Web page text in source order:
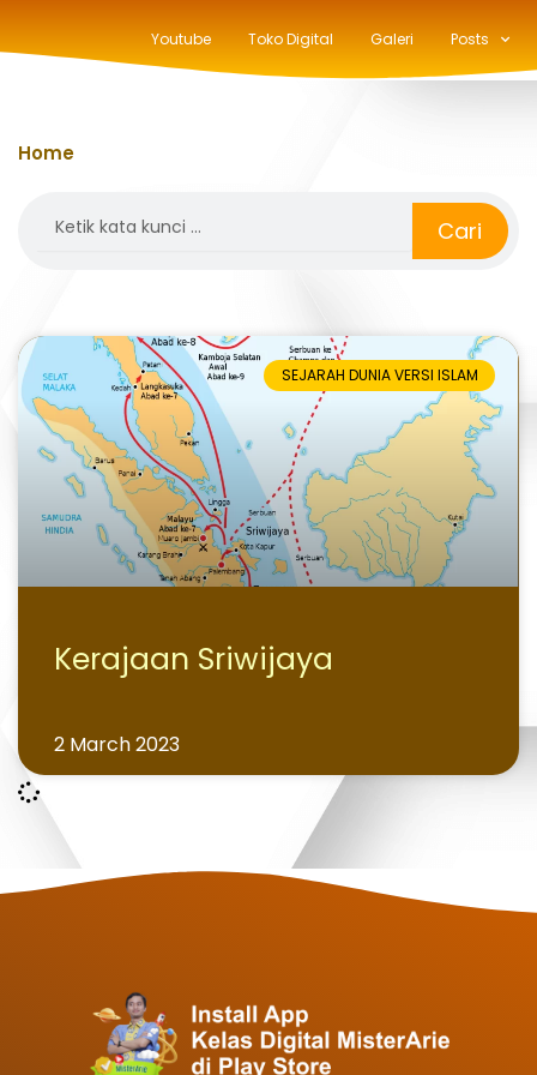
Youtube Toko Digital Galeri Posts
Home
Cari
SEJARAH DUNIA VERSI ISLAM
Kerajaan Sriwijaya
2 March 2023